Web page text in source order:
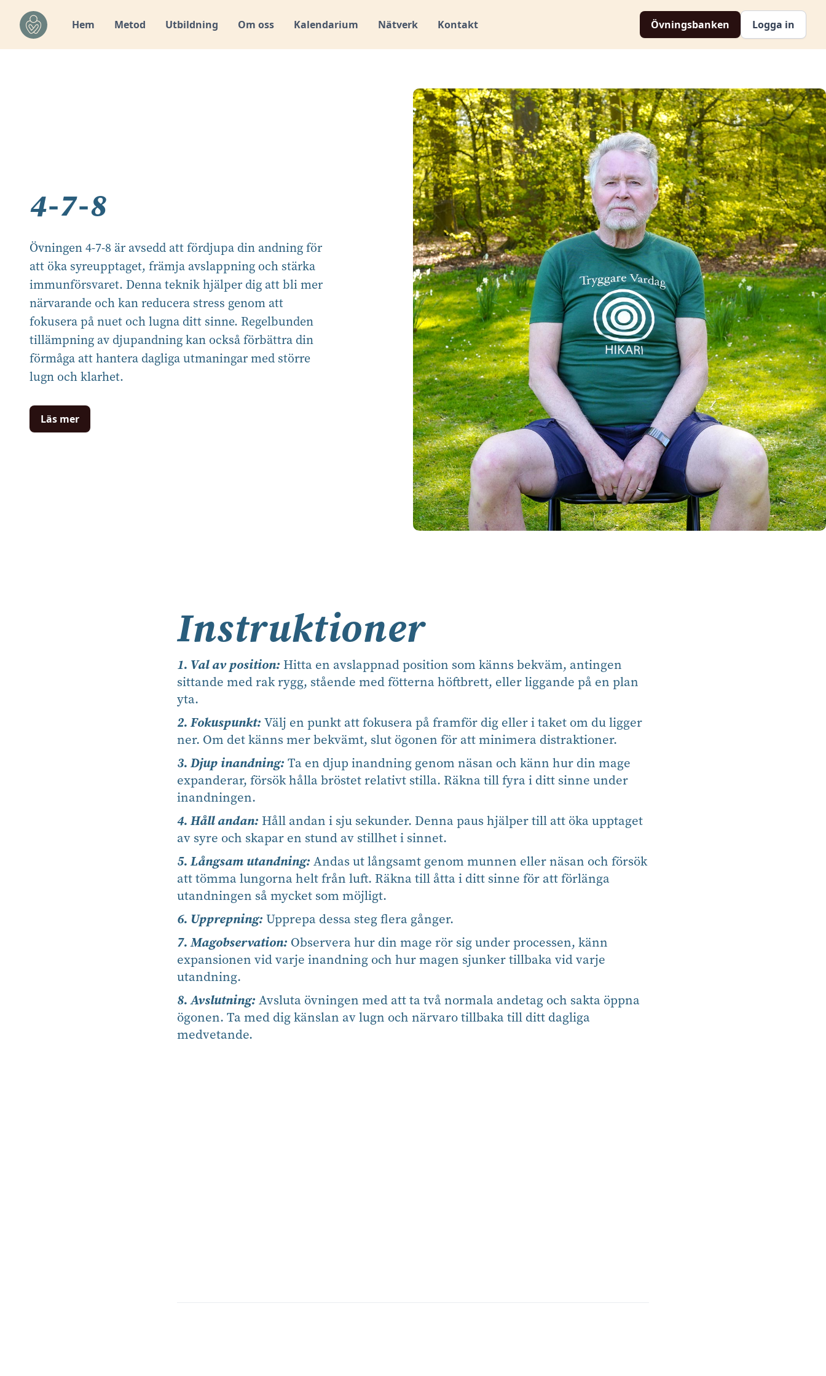
Hem Metod Utbildning Om oss Kalendarium Nätverk Kontakt Övningsbanken Logga in
4-7-8
Övningen 4-7-8 är avsedd att fördjupa din andning för
att öka syreupptaget, främja avslappning och stärka
immunförsvaret. Denna teknik hjälper dig att bli mer
närvarande och kan reducera stress genom att
fokusera på nuet och lugna ditt sinne. Regelbunden
tillämpning av djupandning kan också förbättra din
förmåga att hantera dagliga utmaningar med större
lugn och klarhet.
Läs mer
Instruktioner
1. Val av position: Hitta en avslappnad position som känns bekväm, antingen
sittande med rak rygg, stående med fötterna höftbrett, eller liggande på en plan
yta.
2. Fokuspunkt: Välj en punkt att fokusera på framför dig eller i taket om du ligger
ner. Om det känns mer bekvämt, slut ögonen för att minimera distraktioner.
3. Djup inandning: Ta en djup inandning genom näsan och känn hur din mage
expanderar, försök hålla bröstet relativt stilla. Räkna till fyra i ditt sinne under
inandningen.
4. Håll andan: Håll andan i sju sekunder. Denna paus hjälper till att öka upptaget
av syre och skapar en stund av stillhet i sinnet.
5. Långsam utandning: Andas ut långsamt genom munnen eller näsan och försök
att tömma lungorna helt från luft. Räkna till åtta i ditt sinne för att förlänga
utandningen så mycket som möjligt.
6. Upprepning: Upprepa dessa steg flera gånger.
7. Magobservation: Observera hur din mage rör sig under processen, känn
expansionen vid varje inandning och hur magen sjunker tillbaka vid varje
utandning.
8. Avslutning: Avsluta övningen med att ta två normala andetag och sakta öppna
ögonen. Ta med dig känslan av lugn och närvaro tillbaka till ditt dagliga
medvetande.